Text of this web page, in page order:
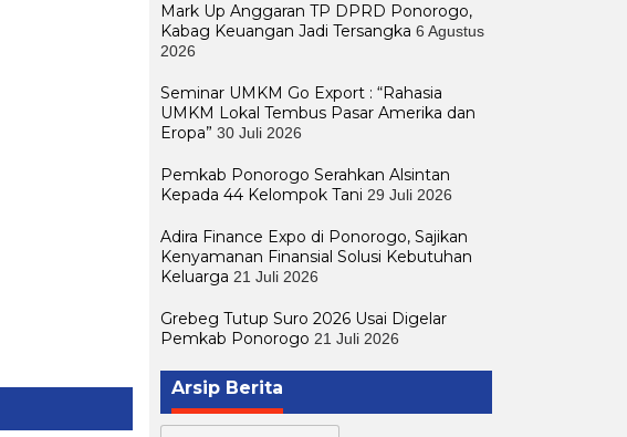
Mark Up Anggaran TP DPRD Ponorogo,
Kabag Keuangan Jadi Tersangka 6 Agustus
2026
Seminar UMKM Go Export : “Rahasia
UMKM Lokal Tembus Pasar Amerika dan
Eropa” 30 Juli 2026
Pemkab Ponorogo Serahkan Alsintan
Kepada 44 Kelompok Tani 29 Juli 2026
Adira Finance Expo di Ponorogo, Sajikan
Kenyamanan Finansial Solusi Kebutuhan
Keluarga 21 Juli 2026
Grebeg Tutup Suro 2026 Usai Digelar
Pemkab Ponorogo 21 Juli 2026
Arsip Berita